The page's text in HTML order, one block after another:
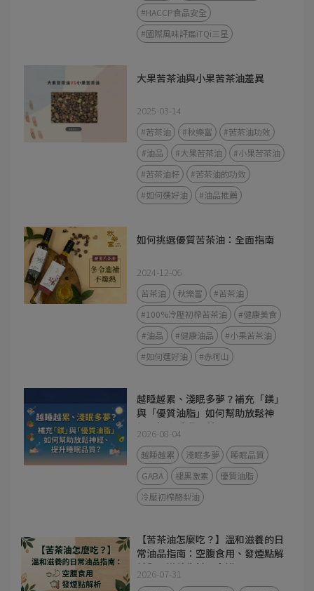
#HACCP食品安全
#國際風味評鑑iTQi三星
大果苦茶油與小果苦茶油差異
2025-03-14
#苦茶油 #秋樂富
#苦茶油功效
#油品
#大果苦茶油
#小果苦茶油
#苦茶油籽
#苦茶油的功效
#如何選好油
#油品推薦
如何挑選優質苦茶油：全面指南
2024-12-06
苦茶油 秋樂富
#苦茶油
#100%冷壓初榨苦茶油
#健康美食
#油品
#健康油品
#小果苦茶油
#如何選好油
#赤柯山
越睡越累、淺眠多夢？補充「鎂」
與「優質油脂」如何幫助放鬆神
經、提升睡眠品質？
2026-08-04
越睡越累 淺眠多夢
睡眠品質
GABA
褪黑激素
優質油脂
冷壓初榨酪梨油
【苦茶油怎麼吃？】溫和滋養的日
常油品指南：空腹食用、發煙點解
析與 3 道養生料理食譜
2026-07-31